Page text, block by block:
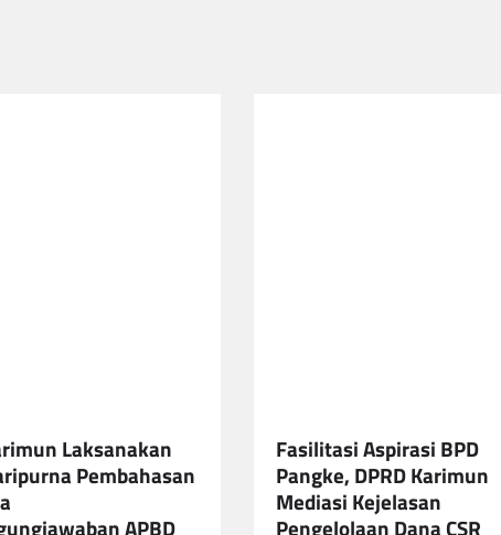
Laksanakan
Pembahasan
APBD
Fasilitasi Aspirasi BPD
Pangke, DPRD Karimun
Mediasi Kejelasan
Pengelolaan Dana CSR